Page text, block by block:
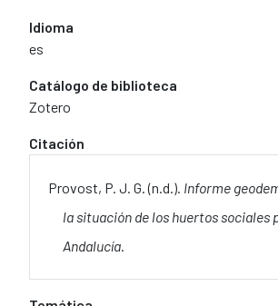
Idioma
es
Catálogo de biblioteca
Zotero
Citación
Provost, P. J. G. (n.d.). Informe
la situación de los huertos sociales
Andalucía.